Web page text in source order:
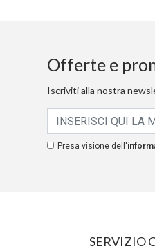
Offerte e
Iscriviti alla nostra
Presa visione dell'
SERVIZIO